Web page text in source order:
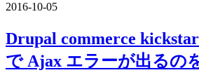
2016-10-05
Drupal commerce
で Ajax エラーが出るの